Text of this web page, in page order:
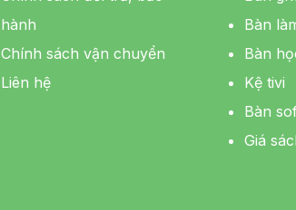
hành
Chính sách vận chuyển
Liên hệ
Bàn
Bàn
Kệ tivi
Bàn
Giá